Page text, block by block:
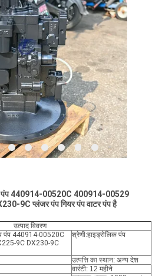
पंप 440914-00520C 400914-00529
9C प्लंजर पंप गियर पंप वाटर पंप है
उत्पाद विवरण
पंप 440914-00520C
9C DX230-9C
श्रेणी:हाइड्रोलिक पंप
उत्पत्ति का स्थान: अन्य देश
वारंटी: 12 महीने